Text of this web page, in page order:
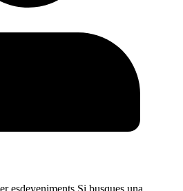
esdeveniments Si busques una